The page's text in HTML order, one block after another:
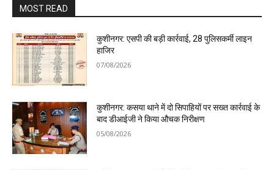
MOST READ
कुशीनगर: एसपी की बड़ी कार्रवाई, 28 पुलिसकर्मी लाइन
हाजिर
07/08/2026
कुशीनगर: कसया थाने में दो सिपाहियों पर सख्त कार्रवाई के
बाद डीआईजी ने किया औचक निरीक्षण
05/08/2026